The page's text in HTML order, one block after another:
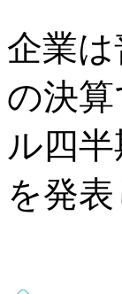
企業
の決
ル四
を発表